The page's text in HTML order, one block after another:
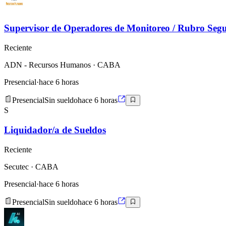
Supervisor de Operadores de Monitoreo / Rubro
Reciente
ADN - Recursos Humanos · CABA
Presencial·hace 6 horas
PresencialSin sueldohace 6 horas
S
Liquidador/a de Sueldos
Reciente
Secutec · CABA
Presencial·hace 6 horas
PresencialSin sueldohace 6 horas